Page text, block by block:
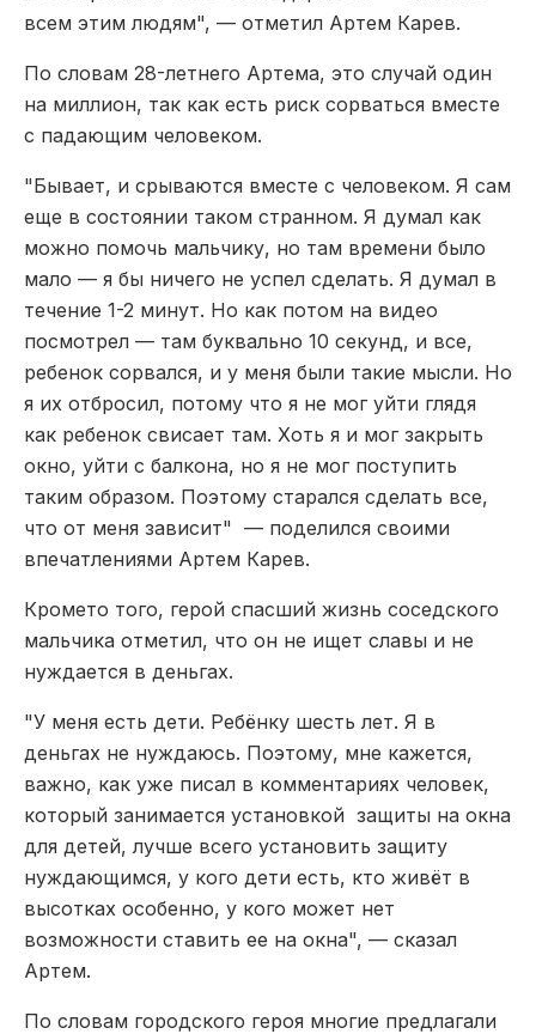
всем этим людям", — отметил Артем Карев.
По словам 28-летнего Артема, это случай один
на миллион, так как есть риск сорваться вместе
с падающим человеком.
"Бывает, и срываются вместе с человеком. Я сам
еще в состоянии таком странном. Я думал как
можно помочь мальчику, но там времени было
мало — я бы ничего не успел сделать. Я думал в
течение 1-2 минут. Но как потом на видео
посмотрел — там буквально 10 секунд, и все,
ребенок сорвался, и у меня были такие мысли. Но
я их отбросил, потому что я не мог уйти глядя
как ребенок свисает там. Хоть я и мог закрыть
окно, уйти с балкона, но я не мог поступить
таким образом. Поэтому старался сделать все,
что от меня зависит" — поделился своими
впечатлениями Артем Карев.
Кромето того, герой спасший жизнь соседского
мальчика отметил, что он не ищет славы и не
нуждается в деньгах.
"У меня есть дети. Ребёнку шесть лет. Я в
деньгах не нуждаюсь. Поэтому, мне кажется,
важно, как уже писал в комментариях человек,
который занимается установкой защиты на окна
для детей, лучше всего установить защиту
нуждающимся, у кого дети есть, кто живёт в
высотках особенно, у кого может нет
возможности ставить ее на окна", — сказал
Артем.
По словам городского героя многие предлагали